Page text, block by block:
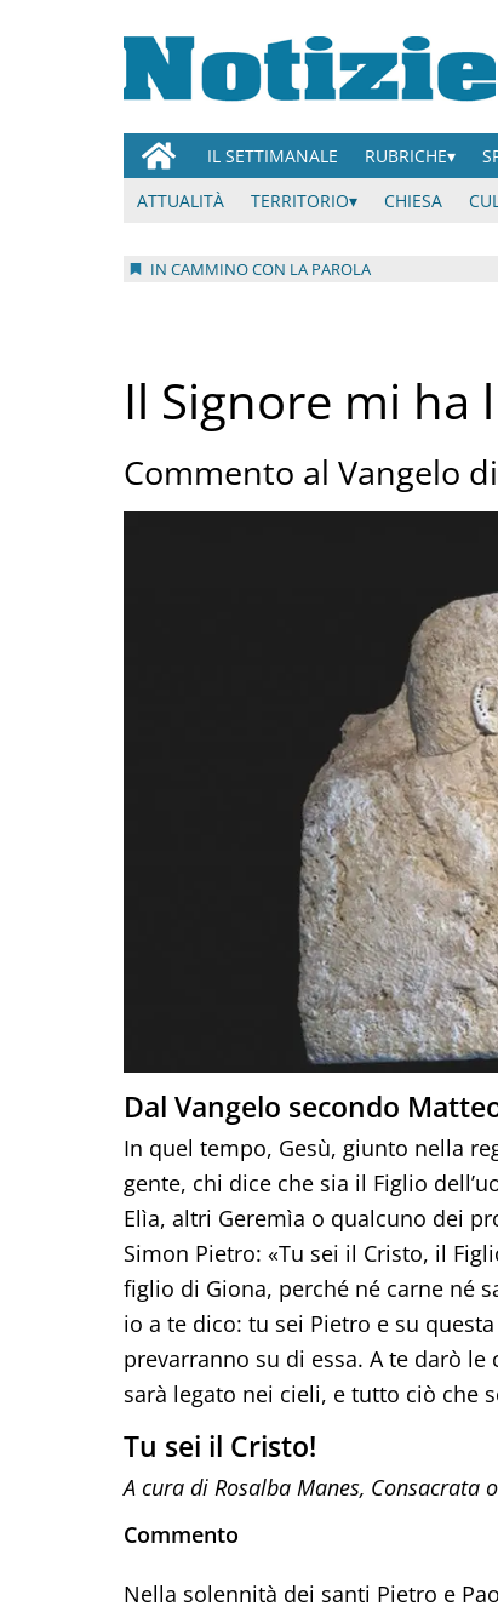
IL SETTIMANALE RUBRICHE
ATTUALITÀ
TERRITORIO CHIESA
IN CAMMINO CON LA PAROLA
Il Signore mi ha
Commento al Vangelo
Dal Vangelo secondo
In quel tempo, Gesù, giunto nella
gente, chi dice che sia il Figlio
Elìa, altri Geremìa o qualcuno dei
Simon Pietro: «Tu sei il Cristo, il
figlio di Giona, perché né carne né
io a te dico: tu sei Pietro e su
prevarranno su di essa. A te darò
sarà legato nei cieli, e tutto ciò che
Tu sei il Cristo!
A cura di Rosalba Manes,
Commento
Nella solennità dei santi Pietro e